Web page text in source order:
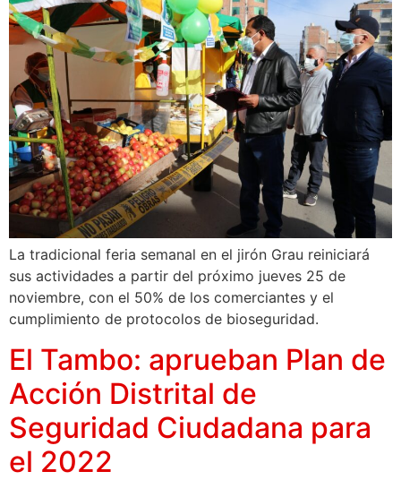
La tradicional feria semanal en el jirón Grau reiniciará
sus actividades a partir del próximo jueves 25 de
noviembre, con el 50% de los comerciantes y el
cumplimiento de protocolos de bioseguridad.
El Tambo: aprueban Plan de
Acción Distrital de
Seguridad Ciudadana para
el 2022